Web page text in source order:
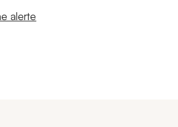
fenêtre
alerte